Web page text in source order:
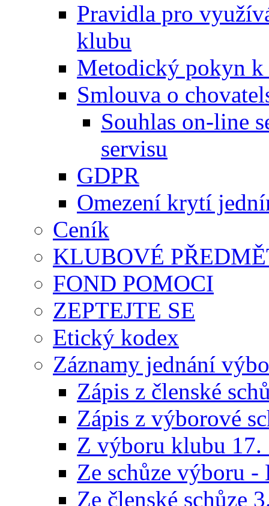
Pravidla pro
klubu
Metodický pokyn k
Smlouva o
Souhlas on-line
servisu
GDPR
Omezení krytí
Ceník
KLUBOVÉ
FOND POMOCI
ZEPTEJTE SE
Etický kodex
Záznamy jednání
Zápis z členské
Zápis z výborové
Z výboru klubu 17.
Ze schůze výboru
Ze členské schůze